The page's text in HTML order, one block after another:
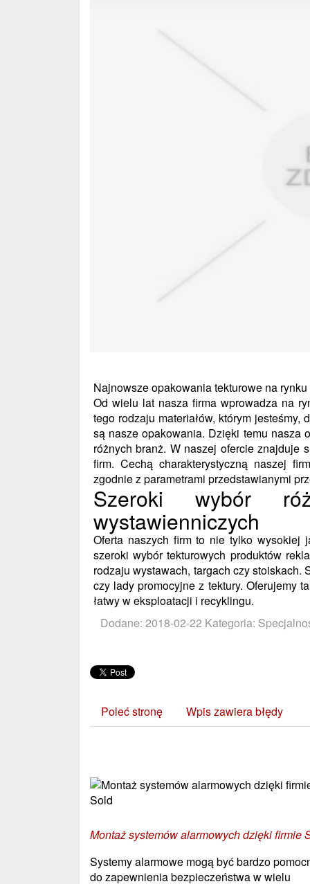
Najnowsze opakowania tekturowe na rynku
Od wielu lat nasza firma wprowadza na
tego rodzaju materiałów, którym
są nasze opakowania. Dzięki temu nasza
różnych branż. W naszej ofercie znajduje
firm. Cechą charakterystyczną naszej
zgodnie z parametrami przedstawianymi
Szeroki wybór
wystawienniczych
Oferta naszych firm to nie tylko wysokiej
szeroki wybór tekturowych produktów
rodzaju wystawach, targach czy
czy lady promocyjne z tektury. Oferujemy
łatwy w eksploatacji i recyklingu.
Dodane: 2018-02-22 Kategoria:
Poleć stronę Wpis zawiera błędy
Montaż systemów alarmowych dzięki firmie
Systemy alarmowe mogą być bardzo
do zapewnienia bezpieczeństwa w wielu